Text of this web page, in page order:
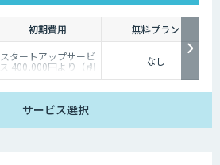
初期費用
無料プラン
スタートアップサービ
ス 400,000円より（別
途個別見積）
なし
サービス選択